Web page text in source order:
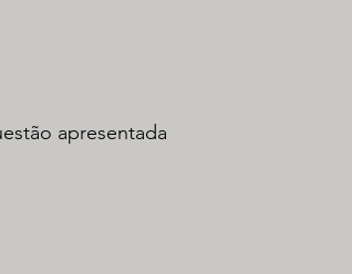
apresentada